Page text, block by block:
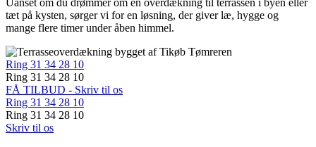
Uanset om du drømmer om en overdækning til terrassen i byen eller
tæt på kysten, sørger vi for en løsning, der giver læ, hygge og
mange flere timer under åben himmel.
Ring 31 34 28 10
Ring 31 34 28 10
FÅ TILBUD - Skriv til os
Ring 31 34 28 10
Ring 31 34 28 10
Skriv til os